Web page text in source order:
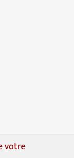
votre